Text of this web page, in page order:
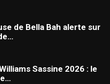
de Bella Bah alerte sur
Sassine 2026 : le